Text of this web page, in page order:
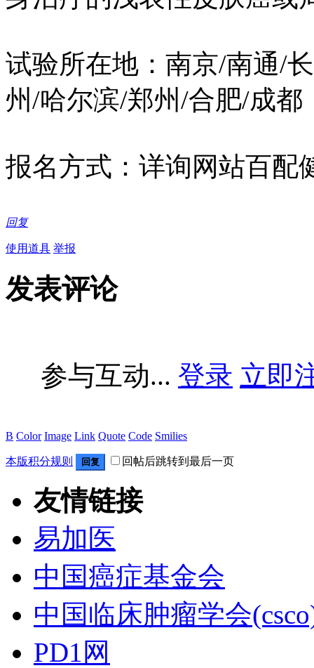
试验所在地：南京/南通/
州/哈尔滨/郑州/合肥/成都
报名方式：详询网站百配
回复
使用道具 举报
发表评论
参与互动... 登录 立即
B Color Image Link Quote Code Smilies
本版积分规则 回复 回帖后跳转到最后一页
友情链接
易加医
中国癌症基金会
中国临床肿瘤学会
PD1网